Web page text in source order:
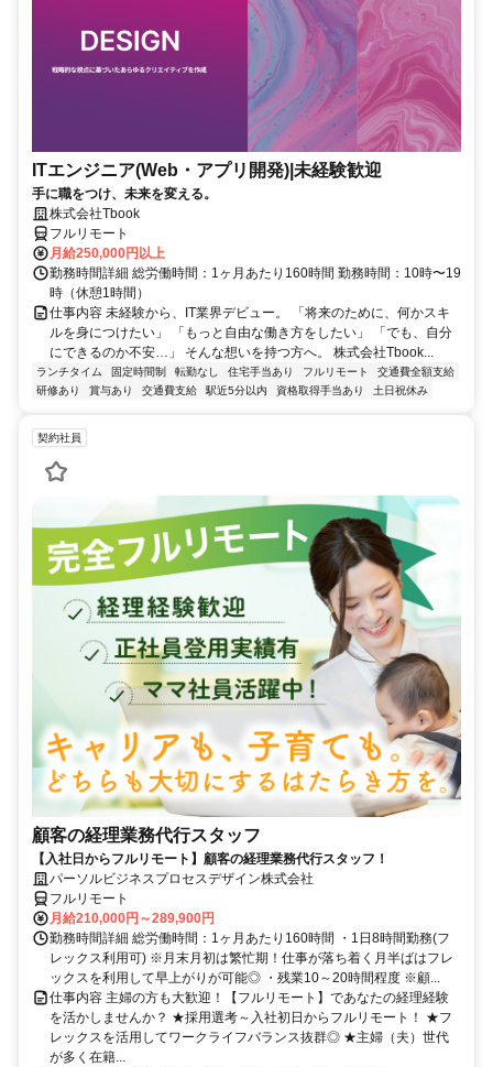
ITエンジニア(Web・アプリ開発)|未経験歓迎
手に職をつけ、未来を変える。
株式会社Tbook
フルリモート
月給250,000円以上
勤務時間詳細 総労働時間：1ヶ月あたり160時間 勤務時間：10時〜19
時（休憩1時間）
仕事内容 未経験から、IT業界デビュー。 「将来のために、何かスキ
ルを身につけたい」 「もっと自由な働き方をしたい」 「でも、自分
にできるのか不安…」 そんな想いを持つ方へ。 株式会社Tbook...
ランチタイム 固定時間制 転勤なし 住宅手当あり フルリモート
交通費全額支給
研修あり
賞与あり 交通費支給 駅近5分以内 資格取得手当あり 土日祝休み
契約社員
顧客の経理業務代行スタッフ
【入社日からフルリモート】顧客の経理業務代行スタッフ！
パーソルビジネスプロセスデザイン株式会社
フルリモート
月給210,000円～289,900円
勤務時間詳細 総労働時間：1ヶ月あたり160時間 ・1日8時間勤務(フ
レックス利用可) ※月末月初は繁忙期！仕事が落ち着く月半ばはフレ
ックスを利用して早上がりが可能◎ ・残業10～20時間程度 ※顧...
仕事内容 主婦の方も大歓迎！【フルリモート】であなたの経理経験
を活かしませんか？ ★採用選考～入社初日からフルリモート！ ★フ
レックスを活用してワークライフバランス抜群◎ ★主婦（夫）世代
が多く在籍...